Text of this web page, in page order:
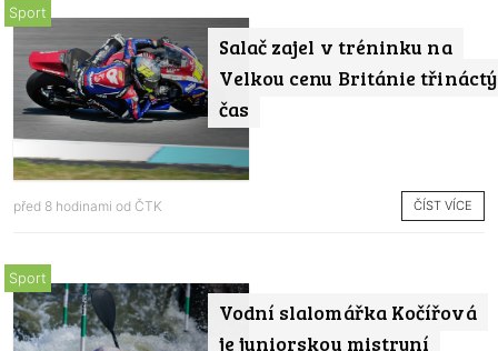
Salač zajel v tréninku na
Velkou cenu Británie třináctý
čas
Sport
před 8 hodinami od ČTK ČÍST VÍCE
Vodní slalomářka Kočířová
je juniorskou mistryní
Sport